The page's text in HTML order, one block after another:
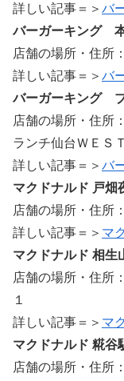
詳しい記事＝＞ バ
バーガーキング
店舗の場所・住所
詳しい記事＝＞ バ
バーガーキング
店舗の場所・住所
ランチ仙台ＷＥＳＴ
詳しい記事＝＞ バ
マクドナルド 戸畑
店舗の場所・住所
詳しい記事＝＞ マ
マクドナルド 相生
店舗の場所・住所
１
詳しい記事＝＞ マ
マクドナルド 糀谷
店舗の場所・住所